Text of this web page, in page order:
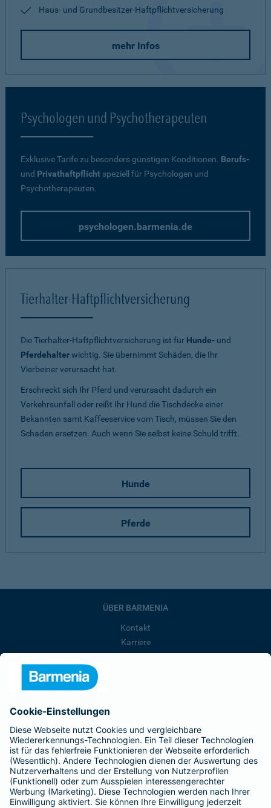
Haus- und Grundbesitzer-Haftpflichtversicherung
mehr Infos
Psychologen und Psychotherapeuten
Exklusive Tarife zu besonders günstigen Konditionen. Berufs-
und Privathaftpflicht speziell für Psychologen und
Psychotherapeuten.
psychologen.barmenia.de
Tierhalter-Haftpflichtversicherung
Die Tierhalter-Haftpflichtversicherung ist für Hunde- und
Pferdehalterwichtig. Sie übernimmt Schäden, die Ihr
Vierbeiner verursacht hat.
Erschreckt sich Ihr Pferd und verursacht dadurch ein
Verkehrsunfall oder reißt Ihr Hund die Tischdecke einer
Bekannten samt Kaffeeservice vom Tisch, müssen Sie den
Schaden ersetzen. Auch wenn Sie selbst keine Schuld trifft.
Hunde
Pferde
ÜBER BARMENIA
Kontakt
Karriere
Barmenia ist Teil der BarmeniaGothaer
BELIEBTE SEITEN
Kranken-Zusatzversicherung
Tierversicherungen
Haftpflichtversicherung
Hausratversicherung